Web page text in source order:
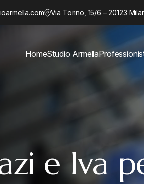
Via Torino, 15/6 – 20123
HomeStudio Armella
e Iva